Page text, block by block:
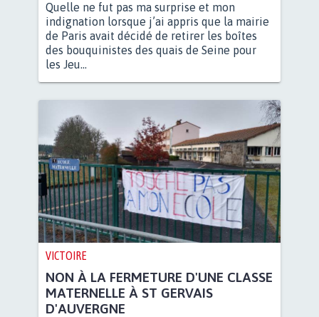
Quelle ne fut pas ma surprise et mon
indignation lorsque j’ai appris que la mairie
de Paris avait décidé de retirer les boîtes
des bouquinistes des quais de Seine pour
les Jeu...
VICTOIRE
NON À LA FERMETURE D'UNE CLASSE
MATERNELLE À ST GERVAIS
D'AUVERGNE